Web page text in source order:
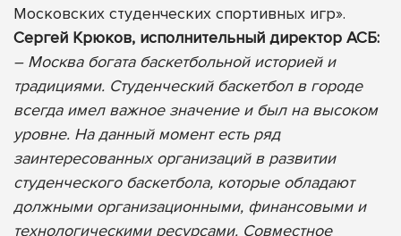
Московских студенческих спортивных игр».
Сергей Крюков, исполнительный директор АСБ:
– Москва богата баскетбольной историей и
традициями. Студенческий баскетбол в городе
всегда имел важное значение и был на высоком
уровне. На данный момент есть ряд
заинтересованных организаций в развитии
студенческого баскетбола, которые обладают
должными организационными, финансовыми и
технологическими ресурсами. Совместное